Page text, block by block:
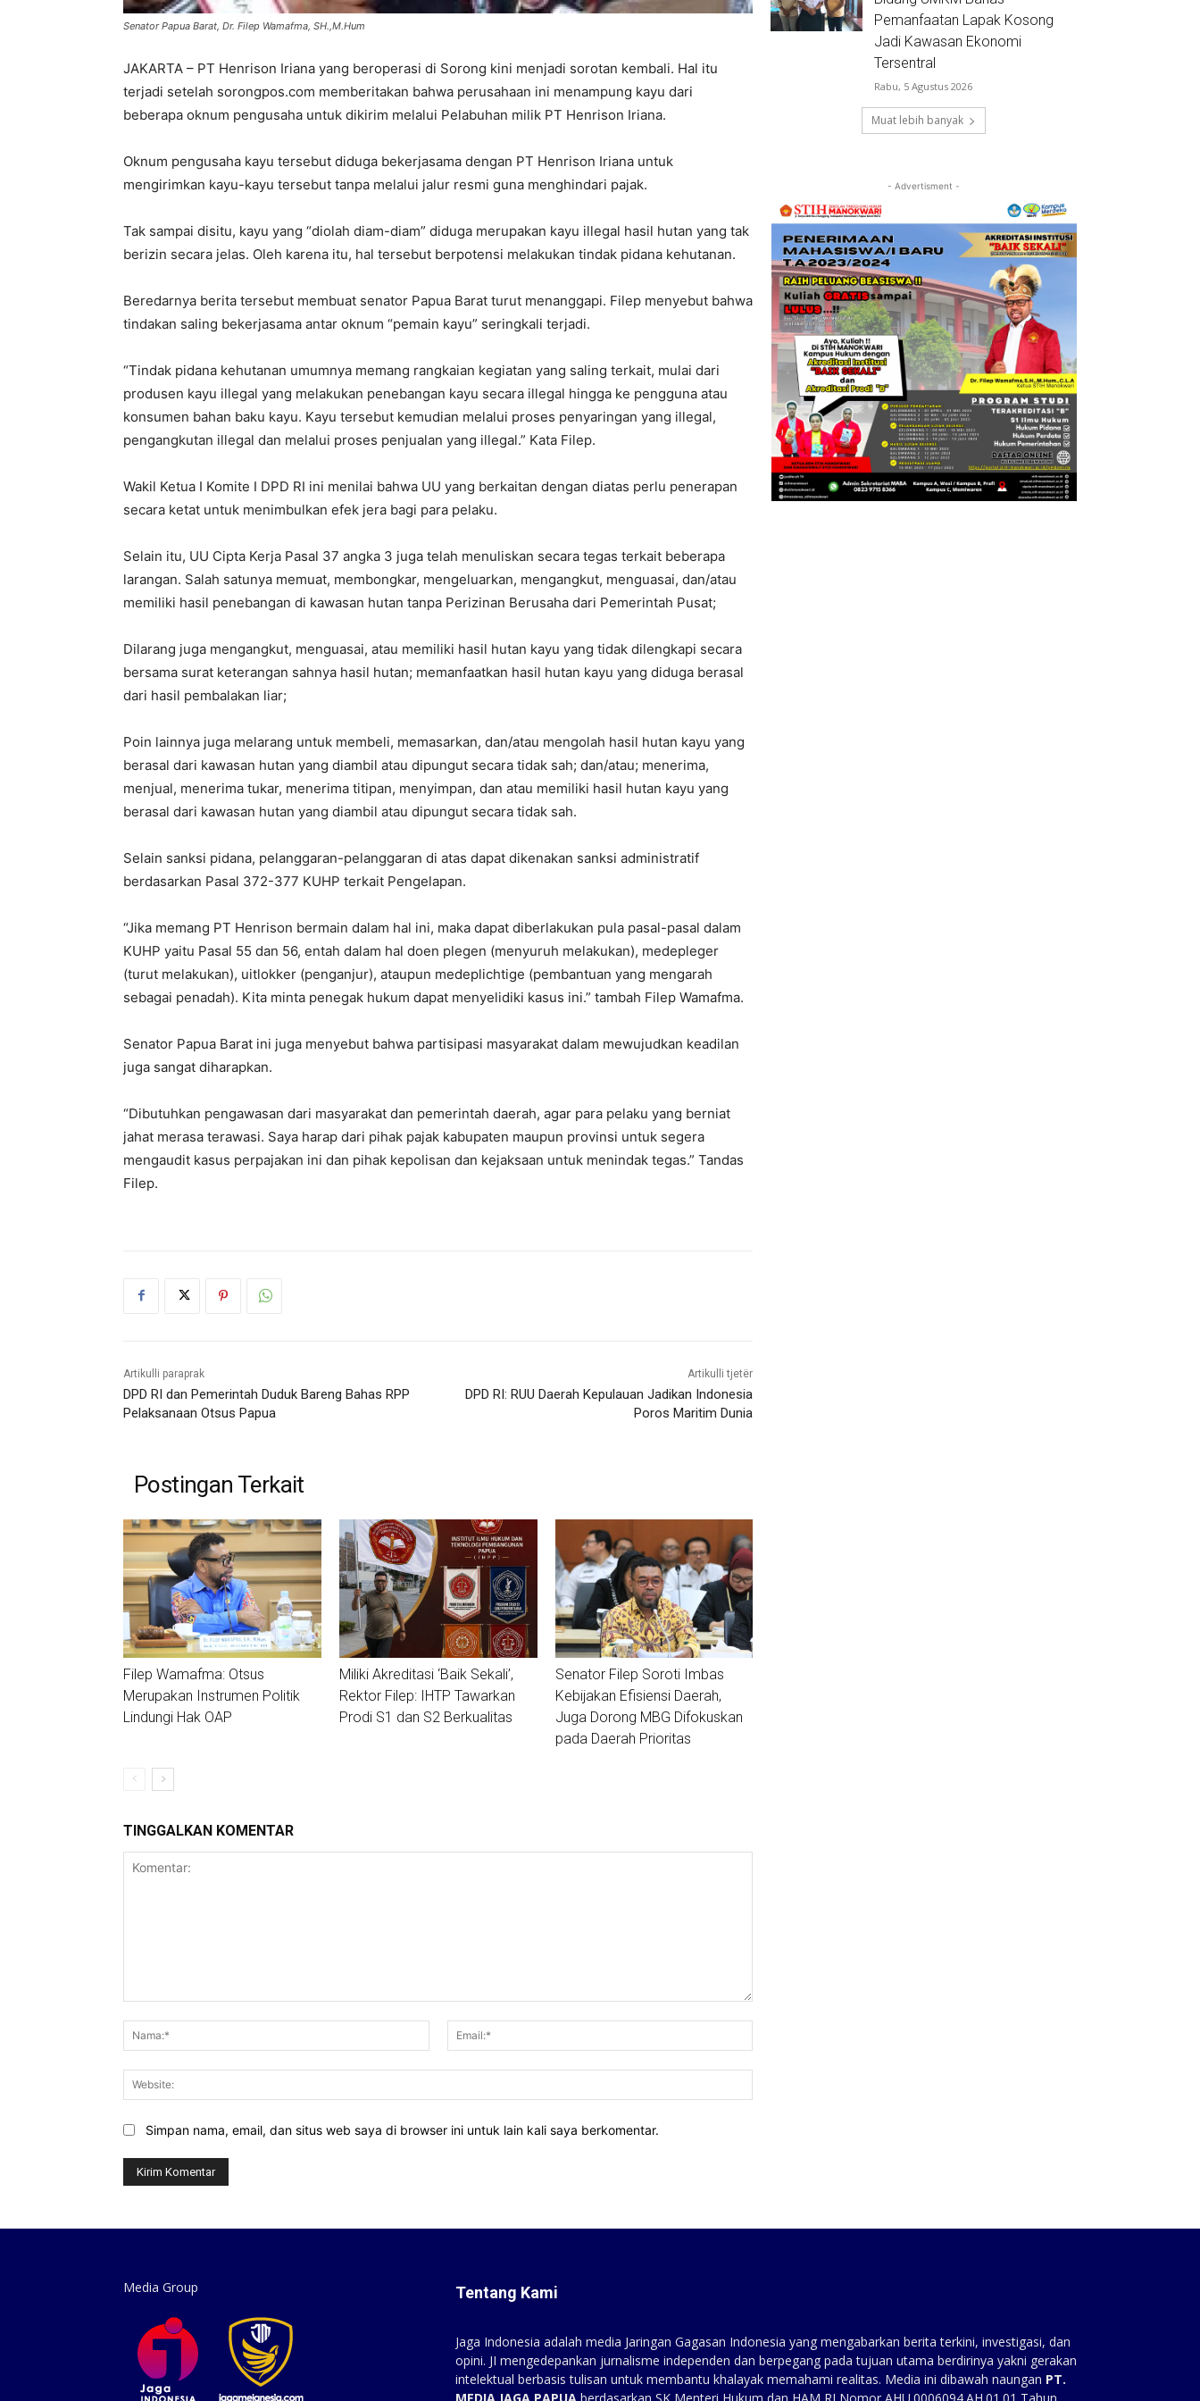
Senator Papua Barat, Dr. Filep Wamafma, SH.,M.Hum
JAKARTA – PT Henrison Iriana yang beroperasi di Sorong kini menjadi sorotan kembali. Hal itu
terjadi setelah sorongpos.com memberitakan bahwa perusahaan ini menampung kayu dari
beberapa oknum pengusaha untuk dikirim melalui Pelabuhan milik PT Henrison Iriana.
Oknum pengusaha kayu tersebut diduga bekerjasama dengan PT Henrison Iriana untuk
mengirimkan kayu-kayu tersebut tanpa melalui jalur resmi guna menghindari pajak.
Tak sampai disitu, kayu yang “diolah diam-diam” diduga merupakan kayu illegal hasil hutan yang tak
berizin secara jelas. Oleh karena itu, hal tersebut berpotensi melakukan tindak pidana kehutanan.
Beredarnya berita tersebut membuat senator Papua Barat turut menanggapi. Filep menyebut bahwa
tindakan saling bekerjasama antar oknum “pemain kayu” seringkali terjadi.
“Tindak pidana kehutanan umumnya memang rangkaian kegiatan yang saling terkait, mulai dari
produsen kayu illegal yang melakukan penebangan kayu secara illegal hingga ke pengguna atau
konsumen bahan baku kayu. Kayu tersebut kemudian melalui proses penyaringan yang illegal,
pengangkutan illegal dan melalui proses penjualan yang illegal.” Kata Filep.
Wakil Ketua I Komite I DPD RI ini menilai bahwa UU yang berkaitan dengan diatas perlu penerapan
secara ketat untuk menimbulkan efek jera bagi para pelaku.
Selain itu, UU Cipta Kerja Pasal 37 angka 3 juga telah menuliskan secara tegas terkait beberapa
larangan. Salah satunya memuat, membongkar, mengeluarkan, mengangkut, menguasai, dan/atau
memiliki hasil penebangan di kawasan hutan tanpa Perizinan Berusaha dari Pemerintah Pusat;
Dilarang juga mengangkut, menguasai, atau memiliki hasil hutan kayu yang tidak dilengkapi secara
bersama surat keterangan sahnya hasil hutan; memanfaatkan hasil hutan kayu yang diduga berasal
dari hasil pembalakan liar;
Poin lainnya juga melarang untuk membeli, memasarkan, dan/atau mengolah hasil hutan kayu yang
berasal dari kawasan hutan yang diambil atau dipungut secara tidak sah; dan/atau; menerima,
menjual, menerima tukar, menerima titipan, menyimpan, dan atau memiliki hasil hutan kayu yang
berasal dari kawasan hutan yang diambil atau dipungut secara tidak sah.
Selain sanksi pidana, pelanggaran-pelanggaran di atas dapat dikenakan sanksi administratif
berdasarkan Pasal 372-377 KUHP terkait Pengelapan.
“Jika memang PT Henrison bermain dalam hal ini, maka dapat diberlakukan pula pasal-pasal dalam
KUHP yaitu Pasal 55 dan 56, entah dalam hal doen plegen (menyuruh melakukan), medepleger
(turut melakukan), uitlokker (penganjur), ataupun medeplichtige (pembantuan yang mengarah
sebagai penadah). Kita minta penegak hukum dapat menyelidiki kasus ini.” tambah Filep Wamafma.
Senator Papua Barat ini juga menyebut bahwa partisipasi masyarakat dalam mewujudkan keadilan
juga sangat diharapkan.
“Dibutuhkan pengawasan dari masyarakat dan pemerintah daerah, agar para pelaku yang berniat
jahat merasa terawasi. Saya harap dari pihak pajak kabupaten maupun provinsi untuk segera
mengaudit kasus perpajakan ini dan pihak kepolisan dan kejaksaan untuk menindak tegas.” Tandas
Filep.
Artikulli paraprak
DPD RI dan Pemerintah Duduk Bareng Bahas RPP
Pelaksanaan Otsus Papua
Artikulli tjetër
DPD RI: RUU Daerah Kepulauan Jadikan Indonesia
Poros Maritim Dunia
Postingan Terkait
Filep Wamafma: Otsus
Merupakan Instrumen Politik
Lindungi Hak OAP
Miliki Akreditasi ‘Baik Sekali’,
Rektor Filep: IHTP Tawarkan
Prodi S1 dan S2 Berkualitas
Senator Filep Soroti Imbas
Kebijakan Efisiensi Daerah,
Juga Dorong MBG Difokuskan
pada Daerah Prioritas
TINGGALKAN KOMENTAR
Nama:*
Simpan nama, email, dan situs web saya di browser ini untuk lain kali saya berkomentar.
Pemanfaatan Lapak Kosong
Jadi Kawasan Ekonomi
Tersentral
Rabu, 5 Agustus 2026
Muat lebih banyak
- Advertisment -
Media Group Tentang Kami
Jaga Indonesia adalah media Jaringan Gagasan Indonesia yang mengabarkan berita terkini, investigasi, dan
opini. JI mengedepankan jurnalisme independen dan berpegang pada tujuan utama berdirinya yakni gerakan
intelektual berbasis tulisan untuk membantu khalayak memahami realitas. Media ini dibawah naungan PT.
MEDIA JAGA PAPUA berdasarkan SK Menteri Hukum dan HAM RI Nomor AHU.0006094.AH.01.01 Tahun